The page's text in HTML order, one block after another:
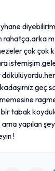
rahatça.arka
çok çok
geç
bir tabak
yapılan
!